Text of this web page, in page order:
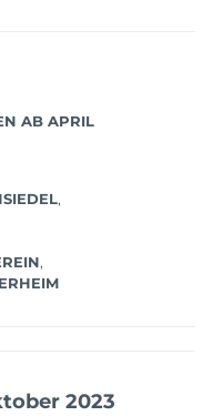
AB APRIL
,
,
2023